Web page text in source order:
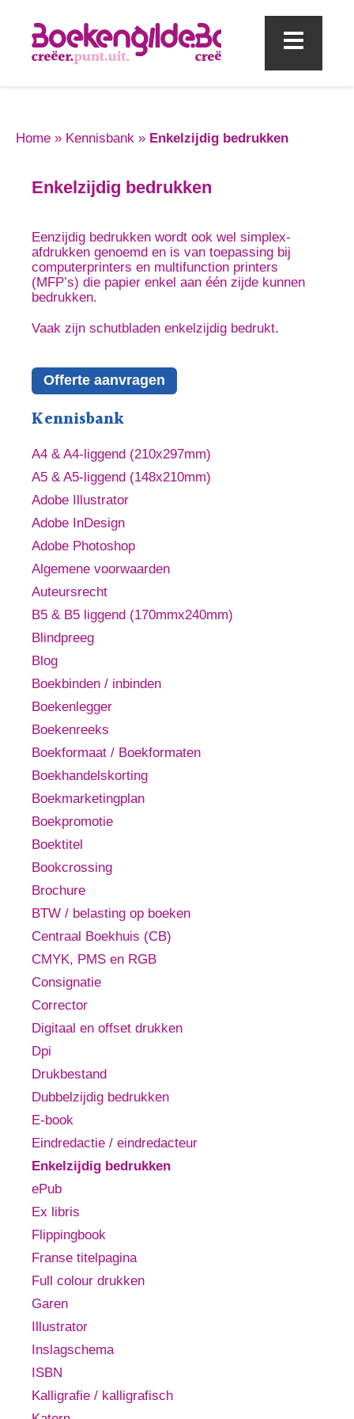
Home » Kennisbank » Enkelzijdig bedrukken
Enkelzijdig bedrukken
Eenzijdig bedrukken wordt ook wel simplex-
afdrukken genoemd en is van toepassing bij
computerprinters en multifunction printers
(MFP’s) die papier enkel aan één zijde kunnen
bedrukken.
Vaak zijn schutbladen enkelzijdig bedrukt.
Offerte aanvragen
Kennisbank
A4 & A4-liggend (210x297mm)
A5 & A5-liggend (148x210mm)
Adobe Illustrator
Adobe InDesign
Adobe Photoshop
Algemene voorwaarden
Auteursrecht
B5 & B5 liggend (170mmx240mm)
Blindpreeg
Blog
Boekbinden / inbinden
Boekenlegger
Boekenreeks
Boekformaat / Boekformaten
Boekhandelskorting
Boekmarketingplan
Boekpromotie
Boektitel
Bookcrossing
Brochure
BTW / belasting op boeken
Centraal Boekhuis (CB)
CMYK, PMS en RGB
Consignatie
Corrector
Digitaal en offset drukken
Dpi
Drukbestand
Dubbelzijdig bedrukken
E-book
Eindredactie / eindredacteur
Enkelzijdig bedrukken
ePub
Ex libris
Flippingbook
Franse titelpagina
Full colour drukken
Garen
Illustrator
Inslagschema
ISBN
Kalligrafie / kalligrafisch